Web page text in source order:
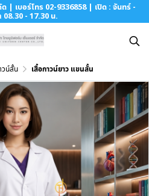
| เบอร์โทร 02-9336858 | เปิด : จันทร์ -
08.30 - 17.30 น.
วน์สั้น เสื้อกาวน์ยาว แขนสั้น